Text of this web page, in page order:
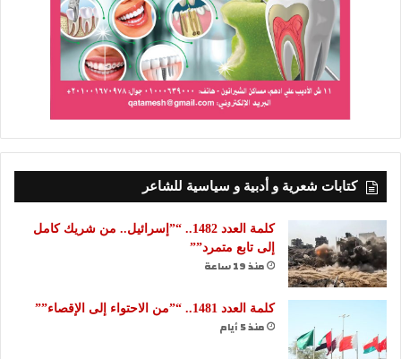
كتابات شعرية و أدبية و سياسية للشاعر
كلمة العدد 1482.. “”إسرائيل.. من شريك كامل
إلى تابع متمرد””
منذ 19 ساعة
كلمة العدد 1481.. “”من الاحتواء إلى الإقصاء””
منذ 5 أيام